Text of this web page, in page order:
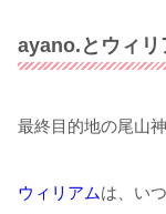
ayano.とウィリ
最終目的地の尾山神
ウィリアムは、い